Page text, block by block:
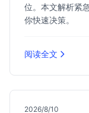
位。本文解析紧
你快速决策。
阅读全文
2026/8/10